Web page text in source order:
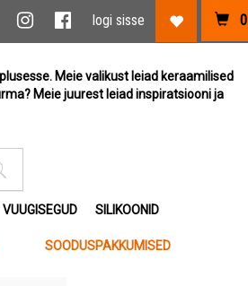
0
Lemmikute link
logi sisse
Facebook link
Instagram link
Meie valikust leiad keraamilised
Meie juurest leiad inspiratsiooni ja
VUUGISEGUD SILIKOONID
SOODUSPAKKUMISED